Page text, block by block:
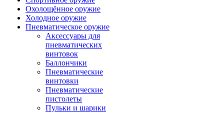
Охолощённое оружие
Холодное оружие
Пневматическое оружие
Аксессуары для
пневматических
винтовок
Баллончики
Пневматические
винтовки
Пневматические
пистолеты
Пульки и шарики